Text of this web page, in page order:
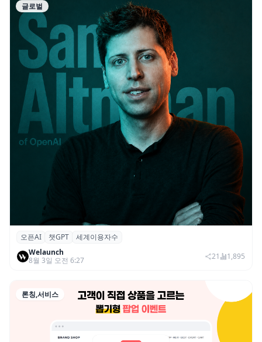
글로벌
오픈AI 챗GPT, 출시 3년 8개월 만에 활성 이
용자 10억 명 돌파
오픈AI 챗GPT
세계이용자수
Welaunch
8월 3일 오전 6:27
21 1,895
론칭,서비스